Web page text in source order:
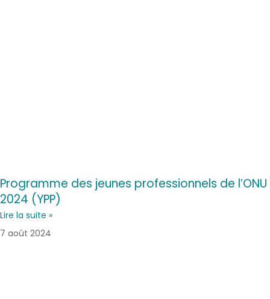
Programme des jeunes professionnels de l’ONU
2024 (YPP)
Lire la suite »
7 août 2024